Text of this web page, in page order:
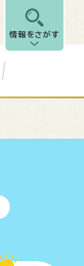
情報をさがす